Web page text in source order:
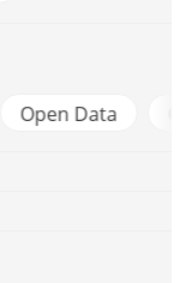
Open Government